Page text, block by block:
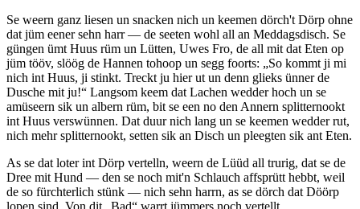
Se weern ganz liesen un snacken nich un keemen dörch't Dörp ohne
dat jüm eener sehn harr — de seeten wohl all an Meddagsdisch. Se
güngen ümt Huus rüm un Lütten, Uwes Fro, de all mit dat Eten op
jüm tööv, slöög de Hannen tohoop un segg foorts:
So kommt ji mi
nich int Huus, ji stinkt. Treckt ju hier ut un denn glieks ünner de
Dusche mit ju!
Langsom keem dat Lachen wedder hoch un se
amüseern sik un albern rüm, bit se een no den Annern splitternookt
int Huus verswünnen. Dat duur nich lang un se keemen wedder rut,
nich mehr splitternookt, setten sik an Disch un pleegten sik ant Eten.
As se dat loter int Dörp vertelln, weern de Lüüd all trurig, dat se de
Dree mit Hund — den se noch mit'n Schlauch affsprütt hebbt, weil
de so fürchterlich stünk — nich sehn harrn, as se dörch dat Döörp
lopen sind. Von dit
Bad warrt jümmers noch vertellt.